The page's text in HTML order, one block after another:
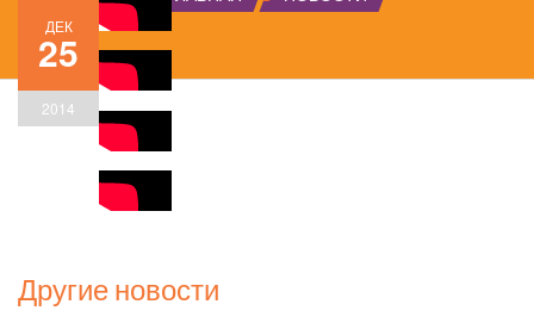
ДЕК
25
2014
Другие новости